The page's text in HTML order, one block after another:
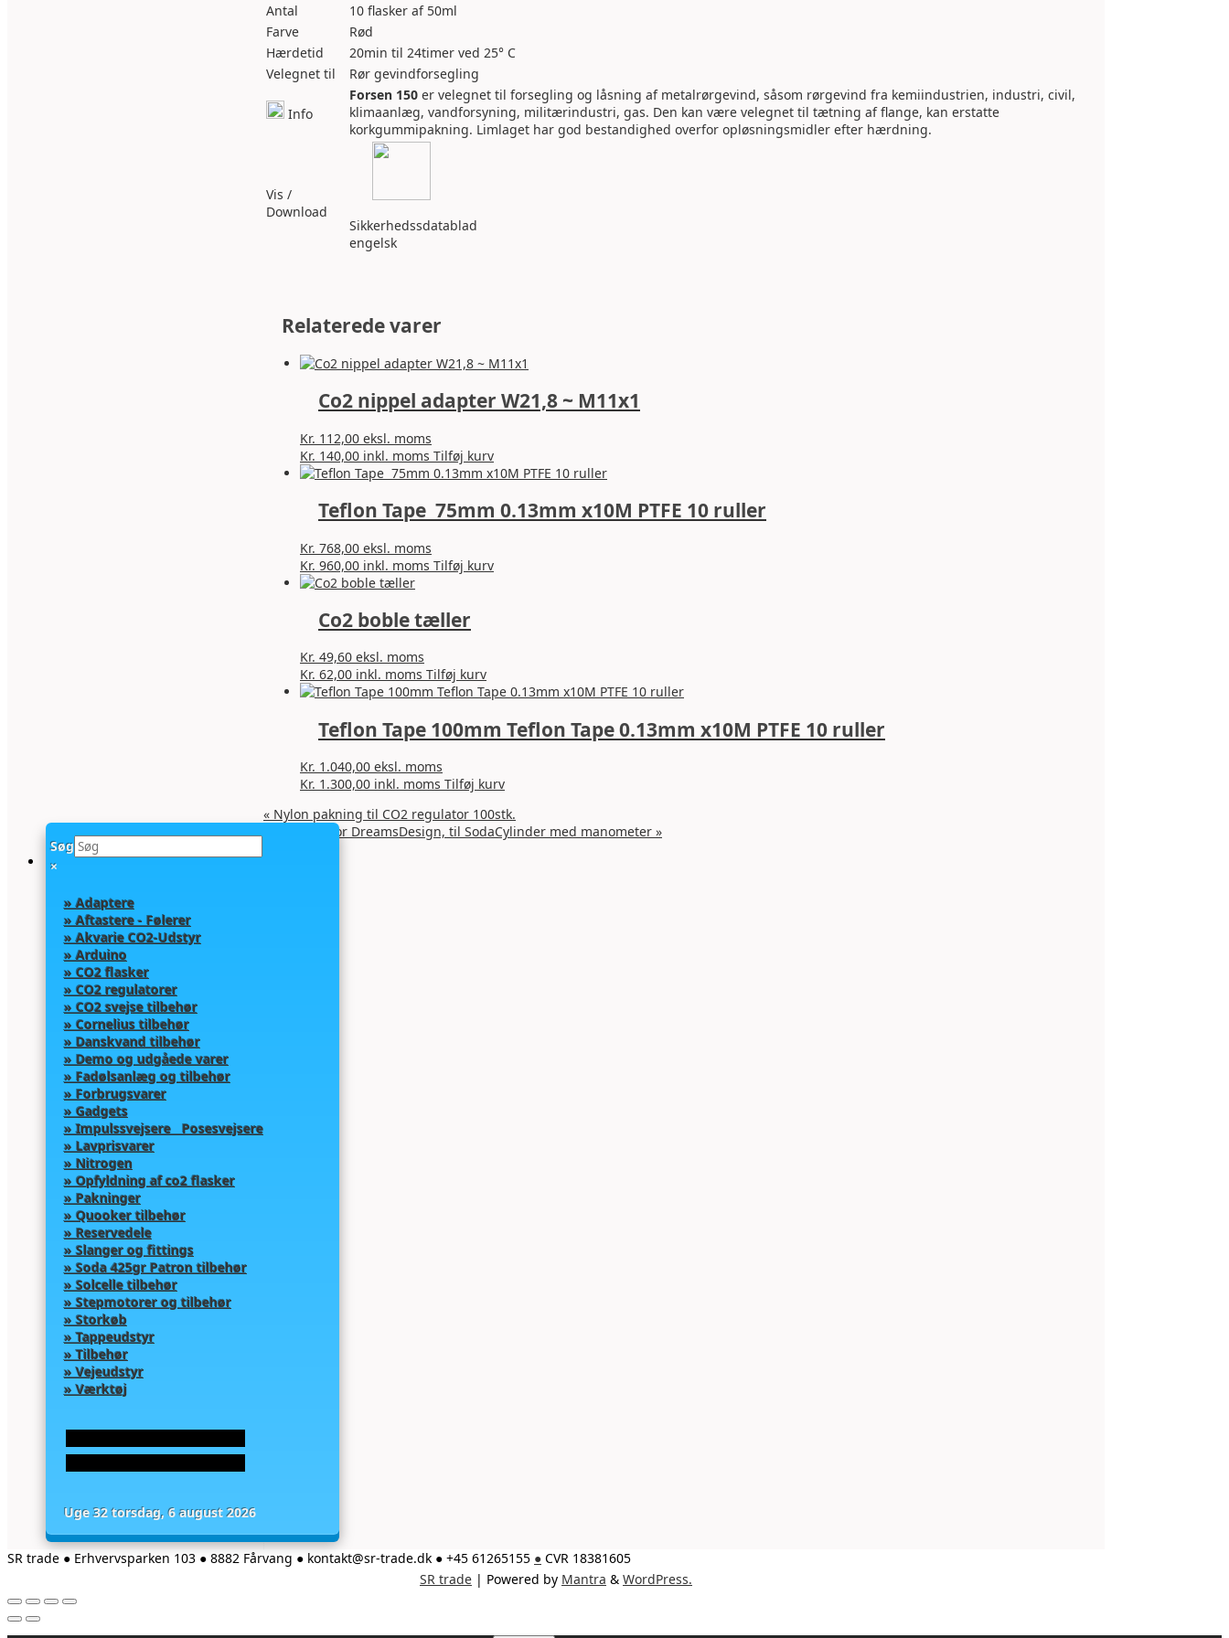
Antal
10 flasker af 50ml
Farve
Rød
Hærdetid
20min til 24timer ved 25° C
Velegnet til
Rør gevindforsegling
Info
Forsen 150 er velegnet til forsegling og låsning af metalrørgevind, såsom rørgevind fra kemiindustrien, industri, civil,
klimaanlæg, vandforsyning, militærindustri, gas. Den kan være velegnet til tætning af flange, kan erstatte
korkgummipakning. Limlaget har god bestandighed overfor opløsningsmidler efter hærdning.
Vis /
Download
Sikkerhedssdatablad
engelsk
Relaterede varer
Co2 nippel adapter W21,8 ~ M11x1
Kr. 112,00 eksl. moms
Kr. 140,00 inkl. moms Tilføj kurv
Teflon Tape 75mm 0.13mm x10M PTFE 10 ruller
Kr. 768,00 eksl. moms
Kr. 960,00 inkl. moms Tilføj kurv
Co2 boble tæller
Kr. 49,60 eksl. moms
Kr. 62,00 inkl. moms Tilføj kurv
Teflon Tape 100mm Teflon Tape 0.13mm x10M PTFE 10 ruller
Kr. 1.040,00 eksl. moms
Kr. 1.300,00 inkl. moms Tilføj kurv
« Nylon pakning til CO2 regulator 100stk.
Co2 regulator DreamsDesign, til SodaCylinder med manometer »
Søg
×
» Adaptere
» Aftastere - Følerer
» Akvarie CO2-Udstyr
» Arduino
» CO2 flasker
» CO2 regulatorer
» CO2 svejse tilbehør
» Cornelius tilbehør
» Danskvand tilbehør
» Demo og udgåede varer
» Fadølsanlæg og tilbehør
» Forbrugsvarer
» Gadgets
» Impulssvejsere Posesvejsere
» Lavprisvarer
» Nitrogen
» Opfyldning af co2 flasker
» Pakninger
» Quooker tilbehør
» Reservedele
» Slanger og fittings
» Soda 425gr Patron tilbehør
» Solcelle tilbehør
» Stepmotorer og tilbehør
» Storkøb
» Tappeudstyr
» Tilbehør
» Vejeudstyr
» Værktøj
Uge 32 torsdag, 6 august 2026
SR trade ● Erhvervsparken 103 ● 8882 Fårvang ● kontakt@sr-trade.dk ● +45 61265155 ● CVR 18381605
SR trade | Powered by Mantra & WordPress.